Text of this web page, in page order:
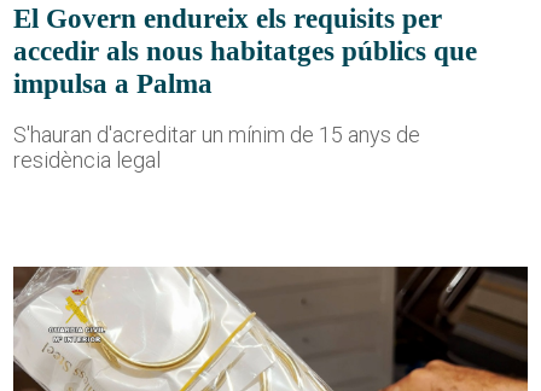
El Govern endureix els requisits per
accedir als nous habitatges públics que
impulsa a Palma
S'hauran d'acreditar un mínim de 15 anys de
residència legal